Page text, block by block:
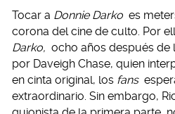
Tocar a Donnie Darko es
corona del cine de culto. Por
Darko, ocho años después de
por Daveigh Chase, quien
en cinta original, los fans
extraordinario. Sin embargo,